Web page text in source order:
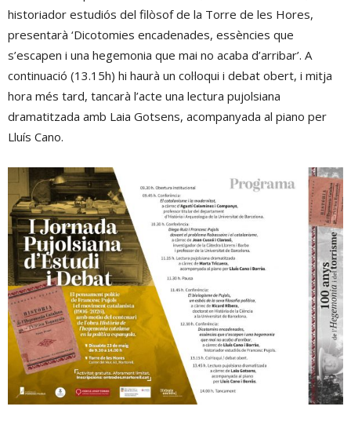
historiador estudiós del filòsof de la Torre de les Hores,
presentarà ‘Dicotomies encadenades, essències que
s’escapen i una hegemonia que mai no acaba d’arribar’. A
continuació (13.15h) hi haurà un col·loqui i debat obert, i mitja
hora més tard, tancarà l’acte una lectura pujolsiana
dramatitzada amb Laia Gotsens, acompanyada al piano per
Lluís Cano.